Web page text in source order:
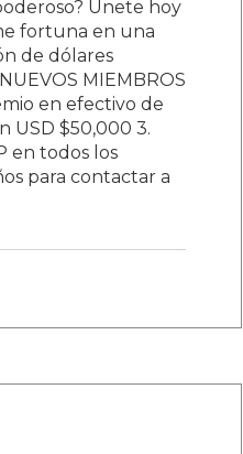
Únete hoy
fortuna en una
de dólares
MIEMBROS
en efectivo de
USD $50,000 3.
en todos los
para contactar a